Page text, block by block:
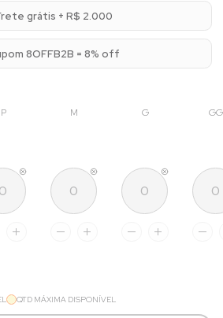
grátis + R$ 2.000
8OFFB2B = 8% off
P M G GG
QTD MÁXIMA DISPONÍVEL